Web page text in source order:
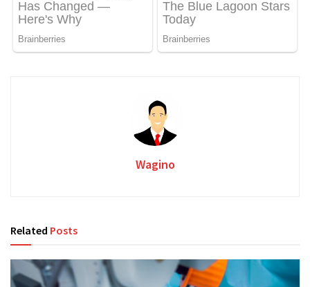
Wagino
Related Posts